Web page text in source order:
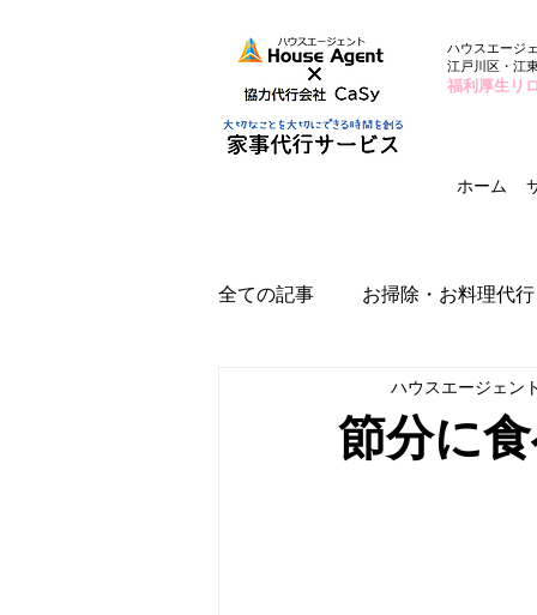
ハウスエージ
江戸川区・江
福利厚生リ
ホーム
全ての記事 お掃除・お料理代行
節分に
ハウスエージェン